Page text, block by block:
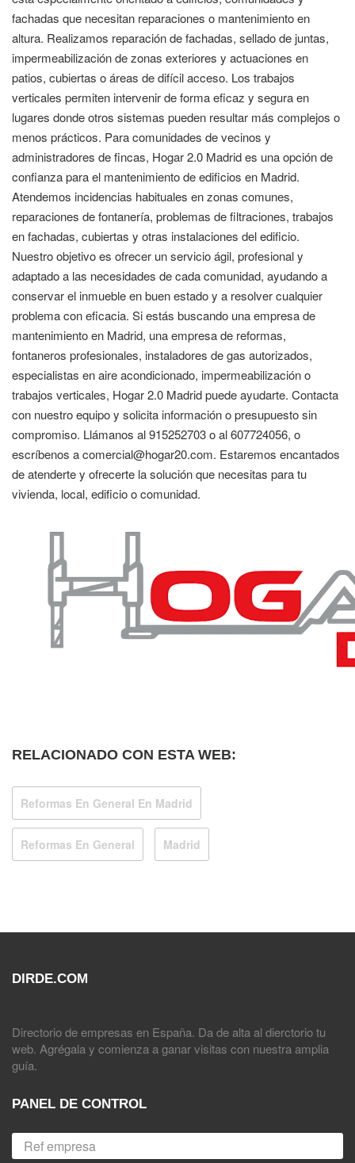
fachadas que necesitan reparaciones o mantenimiento en
altura. Realizamos reparación de fachadas, sellado de juntas,
impermeabilización de zonas exteriores y actuaciones en
patios, cubiertas o áreas de difícil acceso. Los trabajos
verticales permiten intervenir de forma eficaz y segura en
lugares donde otros sistemas pueden resultar más complejos o
menos prácticos. Para comunidades de vecinos y
administradores de fincas, Hogar 2.0 Madrid es una opción de
confianza para el mantenimiento de edificios en Madrid.
Atendemos incidencias habituales en zonas comunes,
reparaciones de fontanería, problemas de filtraciones, trabajos
en fachadas, cubiertas y otras instalaciones del edificio.
Nuestro objetivo es ofrecer un servicio ágil, profesional y
adaptado a las necesidades de cada comunidad, ayudando a
conservar el inmueble en buen estado y a resolver cualquier
problema con eficacia. Si estás buscando una empresa de
mantenimiento en Madrid, una empresa de reformas,
fontaneros profesionales, instaladores de gas autorizados,
especialistas en aire acondicionado, impermeabilización o
trabajos verticales, Hogar 2.0 Madrid puede ayudarte. Contacta
con nuestro equipo y solicita información o presupuesto sin
compromiso. Llámanos al 915252703 o al 607724056, o
escríbenos a comercial@hogar20.com. Estaremos encantados
de atenderte y ofrecerte la solución que necesitas para tu
vivienda, local, edificio o comunidad.
RELACIONADO CON ESTA WEB:
Reformas En General En Madrid
Reformas En General Madrid
DIRDE.COM
Directorio de empresas en España. Da de alta al dierctorio tu
web. Agrégala y comienza a ganar visitas con nuestra amplia
guía.
PANEL DE CONTROL